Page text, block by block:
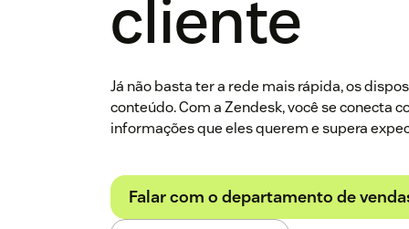
cliente
Já não basta ter a rede mais rápida, os
conteúdo. Com a Zendesk, você se conecta
informações que eles querem e supera
Falar com o departamento de